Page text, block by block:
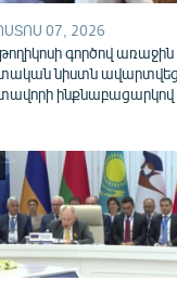
07, 2026
գործով առաջին
նիստն ավարտվեց
ինքնաբացարկով